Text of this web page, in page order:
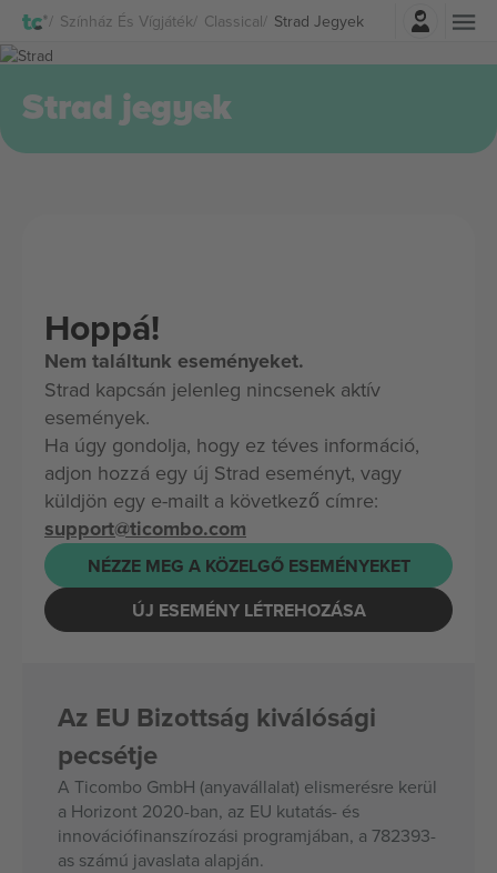
Színház És Vígjáték Classical Strad Jegyek
Belépés
Strad jegyek
Hoppá!
Nem találtunk eseményeket.
Strad kapcsán jelenleg nincsenek aktív
események.
Ha úgy gondolja, hogy ez téves információ,
adjon hozzá egy új Strad eseményt, vagy
küldjön egy e-mailt a következő címre:
support@ticombo.com
NÉZZE MEG A KÖZELGŐ ESEMÉNYEKET
ÚJ ESEMÉNY LÉTREHOZÁSA
Az EU Bizottság kiválósági
pecsétje
A Ticombo GmbH (anyavállalat) elismerésre kerül
a Horizont 2020-ban, az EU kutatás- és
innovációfinanszírozási programjában, a 782393-
as számú javaslata alapján.